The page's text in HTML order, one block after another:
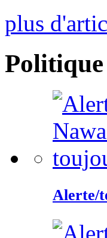
plus
Politique
Alerte/